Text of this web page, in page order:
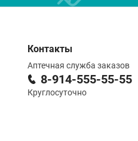
Контакты
Аптечная служба заказов
8-914-555-55-55
Круглосуточно